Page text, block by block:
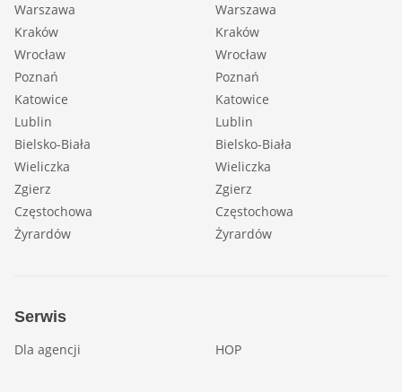
Warszawa
Kraków
Wrocław
Poznań
Katowice
Lublin
Bielsko-Biała
Wieliczka
Zgierz
Częstochowa
Żyrardów
Warszawa
Kraków
Wrocław
Poznań
Katowice
Lublin
Bielsko-Biała
Wieliczka
Zgierz
Częstochowa
Żyrardów
Serwis
Dla agencji HOP